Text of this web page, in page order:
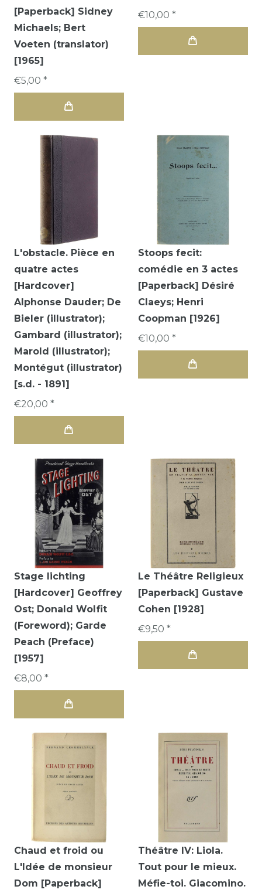
[Paperback] Sidney
Michaels; Bert
Voeten (translator)
[1965]
€5,00 *
€10,00 *
L'obstacle. Pièce en
quatre actes
[Hardcover]
Alphonse Dauder; De
Bieler (illustrator);
Gambard (illustrator);
Marold (illustrator);
Montégut (illustrator)
[s.d. - 1891]
€20,00 *
Stoops fecit:
comédie en 3 actes
[Paperback] Désiré
Claeys; Henri
Coopman [1926]
€10,00 *
Stage lichting
[Hardcover] Geoffrey
Ost; Donald Wolfit
(Foreword); Garde
Peach (Preface)
[1957]
€8,00 *
Le Théâtre Religieux
[Paperback] Gustave
Cohen [1928]
€9,50 *
Chaud et froid ou
L'Idée de monsieur
Dom [Paperback]
Théâtre IV: Liola.
Tout pour le mieux.
Méfie-toi. Giacomino.